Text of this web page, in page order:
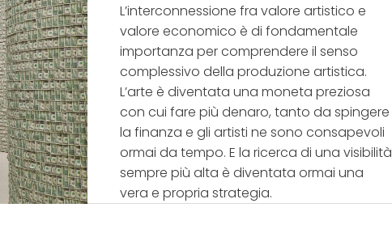
L’interconnessione fra valore artistico e
valore economico è di fondamentale
importanza per comprendere il senso
complessivo della produzione artistica.
L’arte è diventata una moneta preziosa
con cui fare più denaro, tanto da spingere
la finanza e gli artisti ne sono consapevoli
ormai da tempo. E la ricerca di una visibilità
sempre più alta è diventata ormai una
vera e propria strategia.